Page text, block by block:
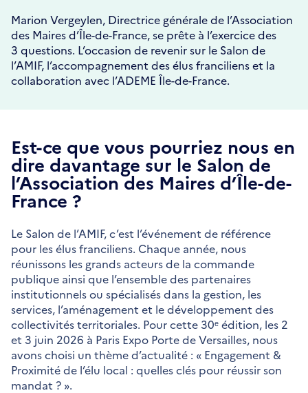
Marion Vergeylen, Directrice générale de l’Association
des Maires d’Île-de-France, se prête à l’exercice des
3 questions. L’occasion de revenir sur le Salon de
l’AMIF, l’accompagnement des élus franciliens et la
collaboration avec l’ADEME Île-de-France.
Est-ce que vous pourriez nous en
dire davantage sur le Salon de
l’Association des Maires d’Île-de-
France ?
Le Salon de l’AMIF, c’est l’événement de référence
pour les élus franciliens. Chaque année, nous
réunissons les grands acteurs de la commande
publique ainsi que l’ensemble des partenaires
institutionnels ou spécialisés dans la gestion, les
services, l’aménagement et le développement des
collectivités territoriales. Pour cette 30ᵉ édition, les 2
et 3 juin 2026 à Paris Expo Porte de Versailles, nous
avons choisi un thème d’actualité : « Engagement &
Proximité de l’élu local : quelles clés pour réussir son
mandat ? ».